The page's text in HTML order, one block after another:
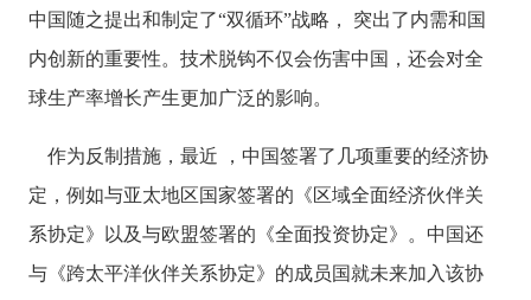
中国随之提出和制定了“双循环”战略， 突出了内需和国
内创新的重要性。技术脱钩不仅会伤害中国，还会对全
球生产率增长产生更加广泛的影响。
作为反制措施，最近
，中国签署了几项重要的经济协
定，例如与亚太地区国家签署的《区域全面经济伙伴关
系协定》以及与欧盟签署的《全面投资协定》。中国还
与《跨太平洋伙伴关系协定》的成员国就未来加入该协